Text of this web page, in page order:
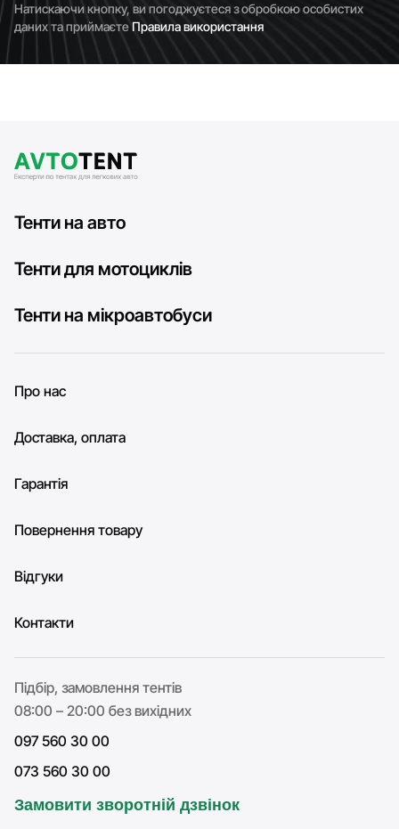
Натискаючи кнопку, ви погоджуєтеся з обробкою особистих
даних та приймаєтеПравила використання
Тенти на авто
Тенти для мотоциклів
Тенти на мікроавтобуси
Про нас
Доставка, оплата
Гарантія
Повернення товару
Відгуки
Контакти
Підбір, замовлення тентів
08:00 – 20:00 без вихідних
097 560 30 00
073 560 30 00
Замовити зворотній дзвінок